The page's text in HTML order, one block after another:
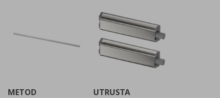
METOD
UTRUSTA